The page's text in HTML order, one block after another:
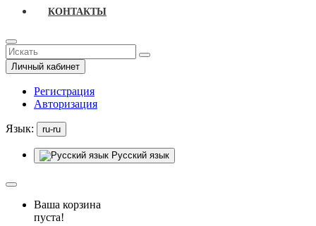
КОНТАКТЫ
Личный кабинет
Регистрация
Авторизация
Язык: ru-ru
Русский язык
Ваша корзина
пуста!